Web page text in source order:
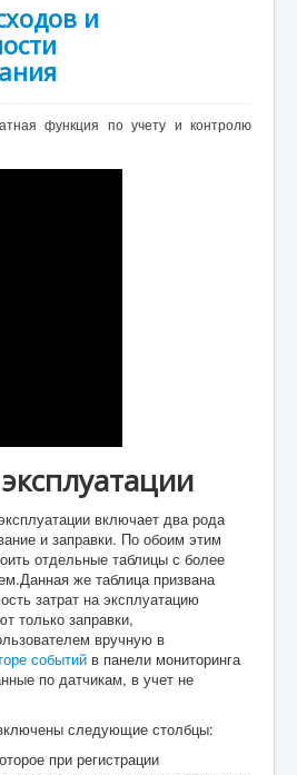
и
функция по учету и контролю
эксплуатации
включает два рода
и заправки. По обоим этим
отдельные таблицы с более
же таблица призвана
затрат на эксплуатацию
только заправки,
вручную в
событий в панели мониторинга
по датчикам, в учет не
следующие столбцы:
при регистрации